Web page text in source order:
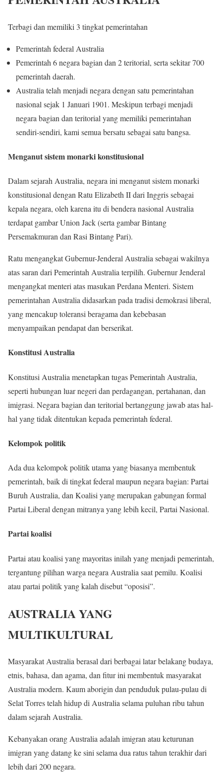
Terbagi dan memiliki 3 tingkat pemerintahan
Pemerintah federal Australia
Pemerintah 6 negara bagian dan 2 teritorial, serta sekitar 700
pemerintah daerah.
Australia telah menjadi negara dengan satu pemerintahan
nasional sejak 1 Januari 1901. Meskipun terbagi menjadi
negara bagian dan teritorial yang memiliki pemerintahan
sendiri-sendiri, kami semua bersatu sebagai satu bangsa.
Menganut sistem monarki konstitusional
Dalam sejarah Australia, negara ini menganut sistem monarki
konstitusional dengan Ratu Elizabeth II dari Inggris sebagai
kepala negara, oleh karena itu di bendera nasional Australia
terdapat gambar Union Jack (serta gambar Bintang
Persemakmuran dan Rasi Bintang Pari).
Ratu mengangkat Gubernur-Jenderal Australia sebagai wakilnya
atas saran dari Pemerintah Australia terpilih. Gubernur Jenderal
mengangkat menteri atas masukan Perdana Menteri. Sistem
pemerintahan Australia didasarkan pada tradisi demokrasi liberal,
yang mencakup toleransi beragama dan kebebasan
menyampaikan pendapat dan berserikat.
Konstitusi Australia
Konstitusi Australia menetapkan tugas Pemerintah Australia,
seperti hubungan luar negeri dan perdagangan, pertahanan, dan
imigrasi. Negara bagian dan teritorial bertanggung jawab atas hal-
hal yang tidak ditentukan kepada pemerintah federal.
Kelompok politik
Ada dua kelompok politik utama yang biasanya membentuk
pemerintah, baik di tingkat federal maupun negara bagian: Partai
Buruh Australia, dan Koalisi yang merupakan gabungan formal
Partai Liberal dengan mitranya yang lebih kecil, Partai Nasional.
Partai koalisi
Partai atau koalisi yang mayoritas inilah yang menjadi pemerintah,
tergantung pilihan warga negara Australia saat pemilu. Koalisi
atau partai politik yang kalah disebut “oposisi”.
AUSTRALIA YANG
MULTIKULTURAL
Masyarakat Australia berasal dari berbagai latar belakang budaya,
etnis, bahasa, dan agama, dan fitur ini membentuk masyarakat
Australia modern. Kaum aborigin dan penduduk pulau-pulau di
Selat Torres telah hidup di Australia selama puluhan ribu tahun
dalam sejarah Australia.
Kebanyakan orang Australia adalah imigran atau keturunan
imigran yang datang ke sini selama dua ratus tahun terakhir dari
lebih dari 200 negara.